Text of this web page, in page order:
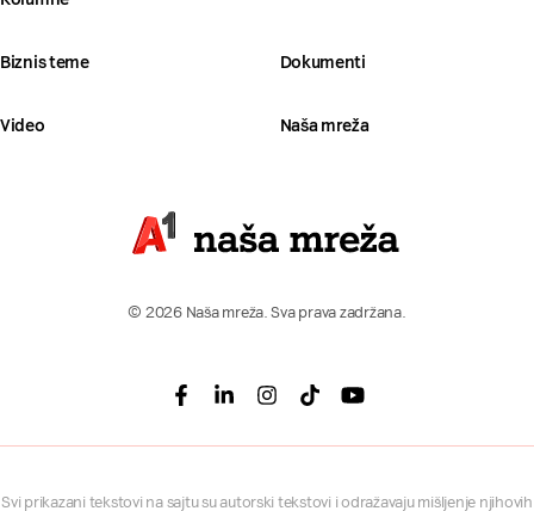
Biznis teme Dokumenti
Video Naša mreža
© 2026 Naša mreža. Sva prava zadržana.
Facebook
LinkedinInstagram
TiktokYoutube
Svi prikazani tekstovi na sajtu su autorski tekstovi i odražavaju mišljenje njihovih